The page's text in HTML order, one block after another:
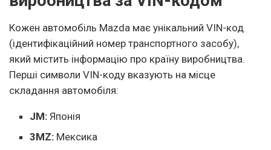
Кожен автомобіль Mazda має унікальний VIN-код
(ідентифікаційний номер транспортного засобу),
який містить інформацію про країну виробництва.
Перші символи VIN-коду вказують на місце
складання автомобіля:
JM: Японія
3MZ: Мексика